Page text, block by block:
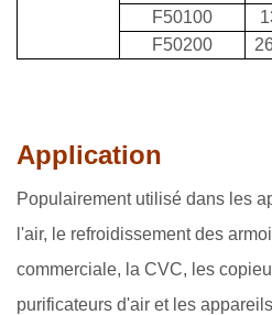
F50100
F50200
Application
Populairement utilisé dans les
l'air, le refroidissement des
commerciale, la CVC, les
purificateurs d'air et les